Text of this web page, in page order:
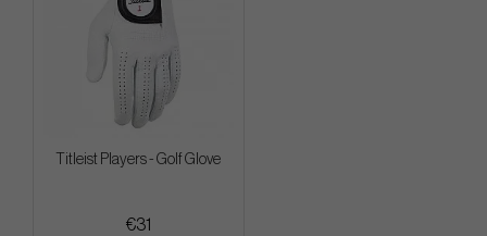
Titleist Players - Golf Glove
€31